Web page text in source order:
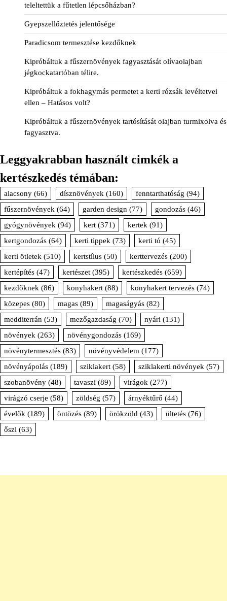
teleltettük a fűtetlen lépcsőházban?
Gyepszellőztetés jelentősége
Paradicsom termesztése kezdőknek
Kipróbáltuk a fűszernövények fagyasztását olívaolajban
jégkockatartóban télire.
Kipróbáltuk a fokhagymás permetet a kerti rózsák levéltetvei
ellen – Hatásos volt?
Kipróbáltuk a fűszernövények tartósítását olajban turmixolva és
fagyasztva.
Leggyakrabban használt cimkék a
kertészkedés témában:
alacsony (66) dísznövények (160) fenntarthatóság (94)
fűszernövények (64) garden design (77) gondozás (46)
gyógynövények (94) kert (371) kertek (91)
kertgondozás (64) kerti tippek (73) kerti tó (45)
kerti ötletek (510) kertstílus (50) kerttervezés (200)
kertépítés (47) kertészet (395) kertészkedés (659)
kezdőknek (86) konyhakert (88) konyhakert tervezés (74)
közepes (80) magas (89) magaságyás (82)
medditerrán (53) mezőgazdaság (70) nyári (131)
növények (263) növénygondozás (169)
növénytermesztés (83) növényvédelem (177)
növényápolás (189) sziklakert (58) sziklakerti növények (57)
szobanövény (48) tavaszi (89) virágok (277)
virágzó cserje (58) zöldség (57) árnyéktűrő (44)
évelők (189) öntözés (89) örökzöld (43) ültetés (76)
őszi (63)